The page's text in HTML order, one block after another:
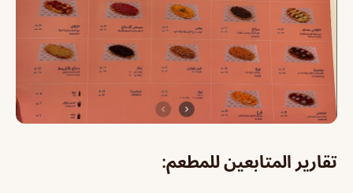
تقارير المتابعين للمطعم: